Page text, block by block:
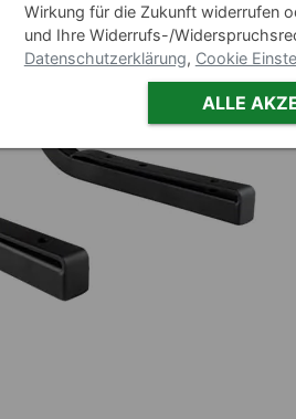
Wirkung für die Zukunft widerrufen
und Ihre Widerrufs-/
Datenschutzerklärung, Cookie
ALLE